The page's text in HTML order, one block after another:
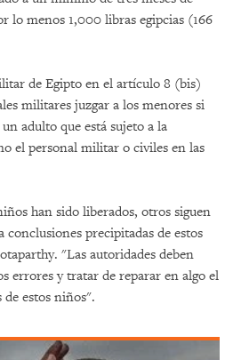
lo menos 1,000 libras egipcias (166
de Egipto en el artículo 8 (bis)
militares juzgar a los menores si
adulto que está sujeto a la
el personal militar o civiles en las
han sido liberados, otros siguen
conclusiones precipitadas de estos
"Las autoridades deben
errores y tratar de reparar en algo el
de estos niños".